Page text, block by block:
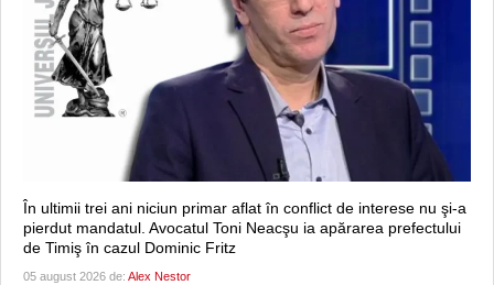
În ultimii trei ani niciun primar aflat în conflict de interese nu şi-a
pierdut mandatul. Avocatul Toni Neacşu ia apărarea prefectului
de Timiş în cazul Dominic Fritz
05 august 2026 de: Alex Nestor